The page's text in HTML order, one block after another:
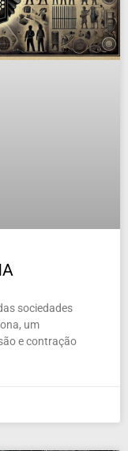
sociedades
um
e contração